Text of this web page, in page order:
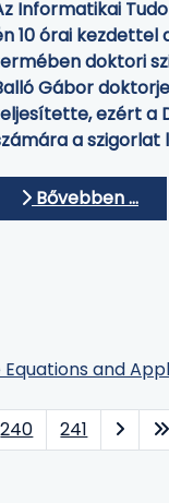
Informatikai
10 órai kezdettel
doktori
Gábor
ezért a
a
Bővebben …
and
240 241